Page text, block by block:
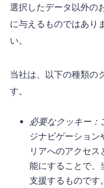
選択したデータ以外の
に与えるものではあり
い。
当社は、以下の種類の
す。
必要なクッキー：
ジナビゲーショ
リアへのアクセ
能にすることで、
支援するものです